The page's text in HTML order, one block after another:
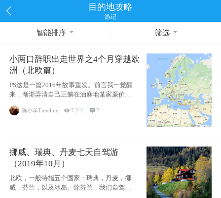
目的地攻略
游记
智能排序 筛选
小两口辞职出走世界之4个月穿越欧
洲（北欧篇）
PS这是一篇2016年故事重发。前言我一觉醒
来，渐渐弄清自己正躺在油麻地某家廉价宾
馆
陈小羊Timeline 7.2千 7
挪威、瑞典、丹麦七天自驾游
（2019年10月）
北欧，一般特指五个国家：瑞典，丹麦，挪
威，芬兰，以及冰岛。除芬兰，我们自驾游